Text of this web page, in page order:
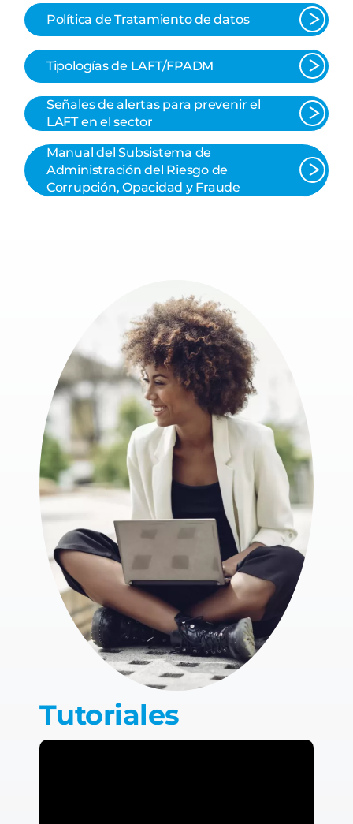
Política de Tratamiento de datos
Tipologías de LAFT/FPADM
Señales de alertas para prevenir el
LAFT en el sector
Manual del Subsistema de
Administración del Riesgo de
Corrupción, Opacidad y Fraude
Tutoriales